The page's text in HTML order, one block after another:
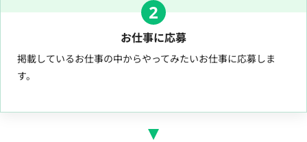
2
お仕事に応募
掲載しているお仕事の中からやってみたいお仕事に応募しま
す。